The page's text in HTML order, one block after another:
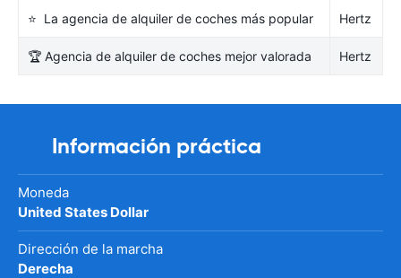
⭐ La agencia de alquiler de coches más popular Hertz
🏆 Agencia de alquiler de coches mejor valorada Hertz
Información práctica
Moneda
United States Dollar
Dirección de la marcha
Derecha